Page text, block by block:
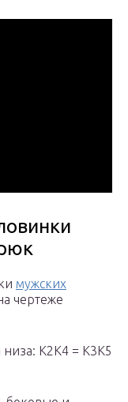
мужских
чертеже
К2К4 = К3К5